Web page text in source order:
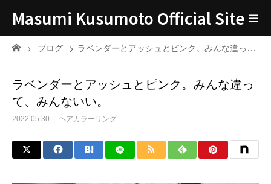
Masumi Kusumoto Official Site
ブログ ラベンダーとアッシュとピンク。みんな違って、みんないい。
ラベンダーとアッシュとピンク。みんな違っ
て、みんないい。
2022.05.30 ヘアカラーリング